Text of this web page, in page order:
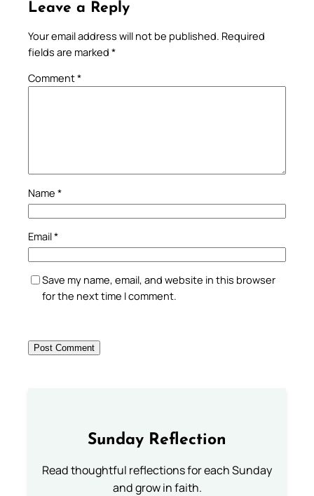
Leave a Reply
Your email address will not be published. Required
fields are marked *
Comment*
Name *
Email*
Save my name, email, and website in this browser
for the next time I comment.
Sunday Reflection
Read thoughtful reflections for each Sunday
and grow in faith.